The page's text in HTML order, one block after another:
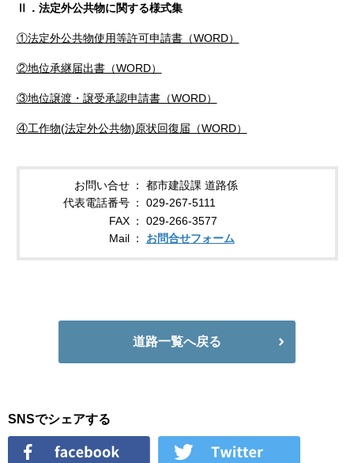
Ⅱ．法定外公共物に関する様式集
①法定外公共物使用等許可申請書（WORD）
②地位承継届出書（WORD）
③地位譲渡・譲受承認申請書（WORD）
④工作物(法定外公共物)原状回復届（WORD）
お問い合せ
都市建設課 道路係
代表電話番号
029-267-5111
FAX
029-266-3577
Mail
お問合せフォーム
道路一覧へ戻る
SNSでシェアする